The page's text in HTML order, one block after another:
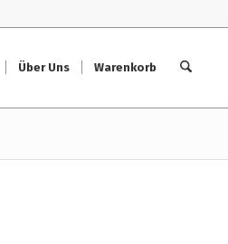
Über Uns Warenkorb